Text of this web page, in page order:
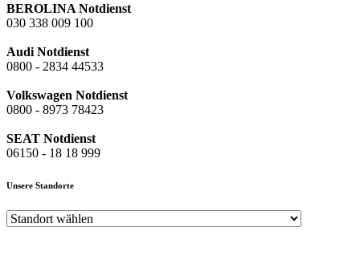
BEROLINA Notdienst
030 338 009 100
Audi Notdienst
0800 - 2834 44533
Volkswagen Notdienst
0800 - 8973 78423
SEAT Notdienst
06150 - 18 18 999
Unsere Standorte